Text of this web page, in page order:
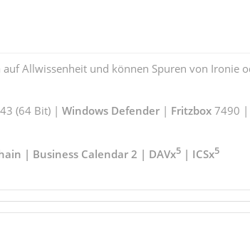
Allwissenheit und können Spuren von Ironie
(64 Bit) | Windows Defender| Fritzbox7490 |
| Business Calendar 2 | DAVx5| ICSx5